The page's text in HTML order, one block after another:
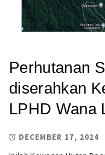
Perhutanan
diserahkan
LPHD Wana
DECEMBER 17, 2024